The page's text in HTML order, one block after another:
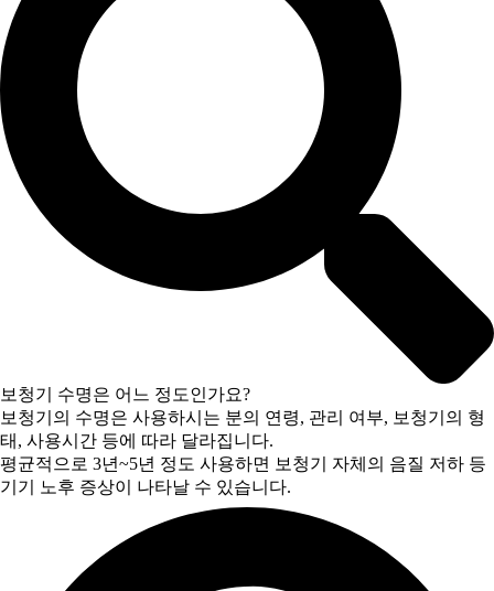
보청기 수명은 어느 정도인가요?
보청기의 수명은 사용하시는 분의 연령, 관리 여부, 보청기의 형
태, 사용시간 등에 따라 달라집니다.
평균적으로 3년~5년 정도 사용하면 보청기 자체의 음질 저하 등
기기 노후 증상이 나타날 수 있습니다.